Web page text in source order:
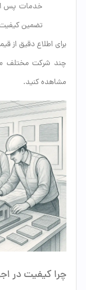
خدمات پس از
تضمین
برای اطلاع دقیق از
چند شرکت مختلف
مشاهده کنید.
چرا کیفیت در